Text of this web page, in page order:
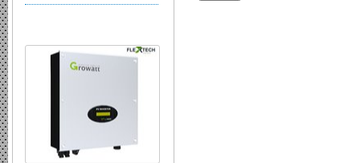
công suất 5.5kw - Đơn giá :
LiÃªn há»‡